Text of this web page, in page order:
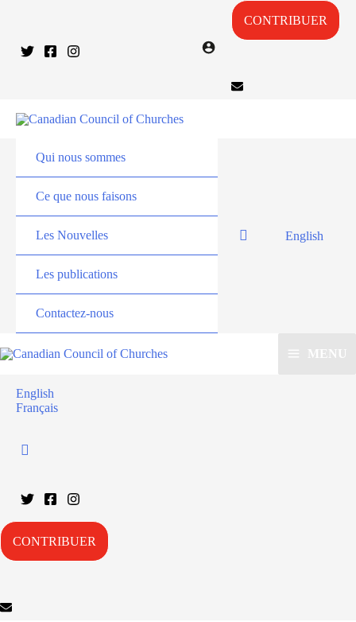
CONTRIBUER
Qui nous sommes
Ce que nous faisons
Les Nouvelles
Les publications
Contactez-nous
English
MENU
English
Français
CONTRIBUER